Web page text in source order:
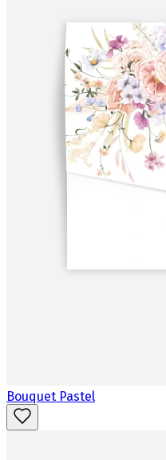
Bouquet Pastel